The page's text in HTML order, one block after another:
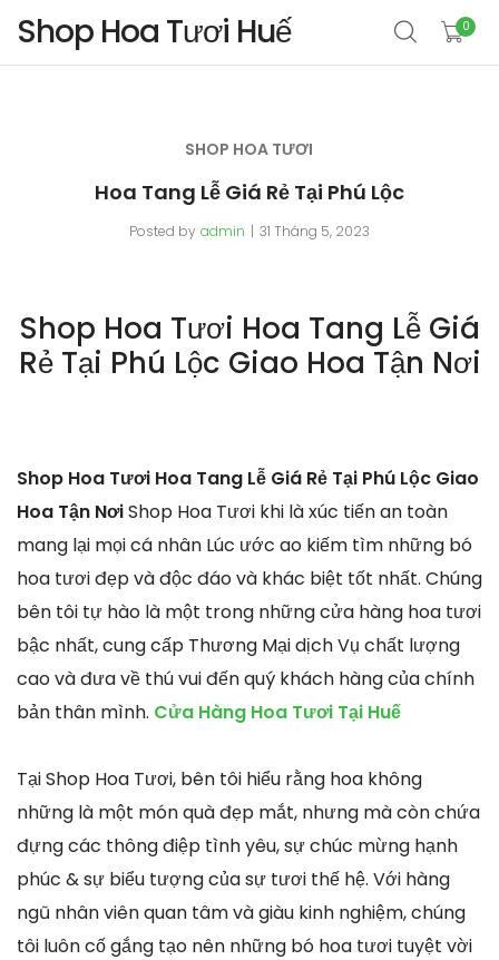
Shop Hoa Tươi Huế 0
SHOP HOA TƯƠI
Hoa Tang Lễ Giá Rẻ Tại Phú Lộc
Posted by admin 31 Tháng 5, 2023
Shop Hoa Tươi Hoa Tang Lễ Giá
Rẻ Tại Phú Lộc Giao Hoa Tận Nơi
Shop Hoa Tươi Hoa Tang Lễ Giá Rẻ Tại Phú Lộc Giao
Hoa Tận NơiShop Hoa Tươi khi là xúc tiến an toàn
mang lại mọi cá nhân Lúc ước ao kiếm tìm những bó
hoa tươi đẹp và độc đáo và khác biệt tốt nhất. Chúng
bên tôi tự hào là một trong những cửa hàng hoa tươi
bậc nhất, cung cấp Thương Mại dịch Vụ chất lượng
cao và đưa về thú vui đến quý khách hàng của chính
bản thân mình. Cửa Hàng Hoa Tươi Tại Huế
Tại Shop Hoa Tươi, bên tôi hiểu rằng hoa không
những là một món quà đẹp mắt, nhưng mà còn chứa
đựng các thông điệp tình yêu, sự chúc mừng hạnh
phúc & sự biểu tượng của sự tươi thế hệ. Với hàng
ngũ nhân viên quan tâm và giàu kinh nghiệm, chúng
tôi luôn cố gắng tạo nên những bó hoa tươi tuyệt vời